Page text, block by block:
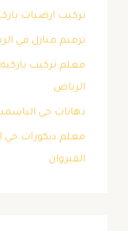
تركيب ارضيات
ترميم منازل في
معلم تركيب
الرياض
دهانات حي
معلم ديكورات حي
القيروان